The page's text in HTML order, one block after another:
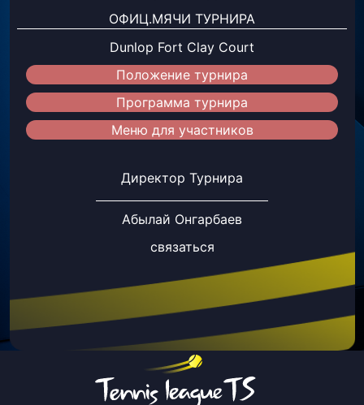
ОФИЦ.МЯЧИ ТУРНИРА
Dunlop Fort Clay Court
Положение турнира
Программа турнира
Меню для участников
Директор Турнира
Абылай Онгарбаев
связаться